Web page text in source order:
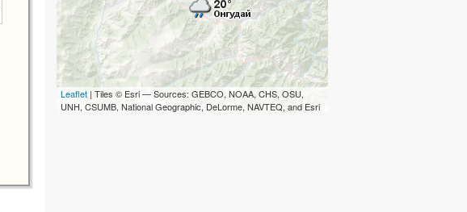
Leaflet | Tiles © Esri — Sources: GEBCO, NOAA, CHS, OSU,
UNH, CSUMB, National Geographic, DeLorme, NAVTEQ, and Esri